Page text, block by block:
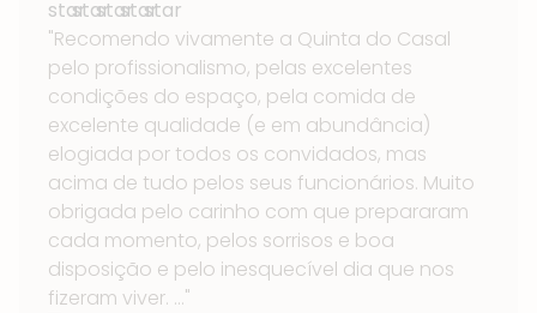
"Recomendo vivamente a Quinta do Casal
pelo profissionalismo, pelas excelentes
condições do espaço, pela comida de
excelente qualidade (e em abundância)
elogiada por todos os convidados, mas
acima de tudo pelos seus funcionários. Muito
obrigada pelo carinho com que prepararam
cada momento, pelos sorrisos e boa
disposição e pelo inesquecível dia que nos
fizeram viver. ..."